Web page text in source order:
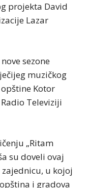
projekta David
Lazar
sezone
muzičkog
Kotor
Televiziji
„Ritam
su doveli ovaj
u kojoj
i gradova